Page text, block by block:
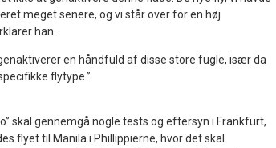
meget senere, og vi står over for en høj
han.
en håndfuld af disse store fugle, især da
flytype.”
skal gennemgå nogle tests og eftersyn i Frankfurt,
flyet til Manila i Phillippierne, hvor det skal